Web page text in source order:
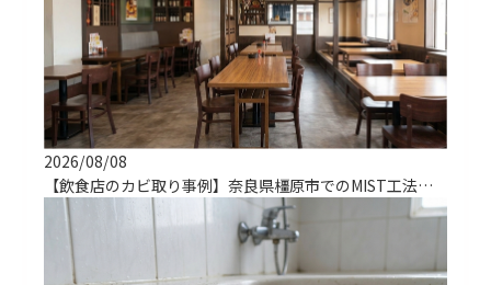
2026/08/08
【飲食店のカビ取り事例】奈良県橿原市でのMIST工法による解決実績